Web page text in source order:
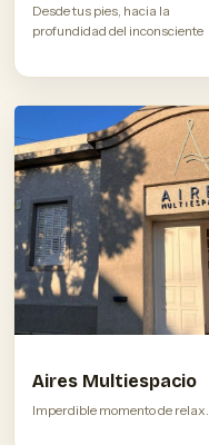
Desde tus pies, hacia la
profundidad del inconsciente
Aires Multiespacio
Imperdible momento de relax.